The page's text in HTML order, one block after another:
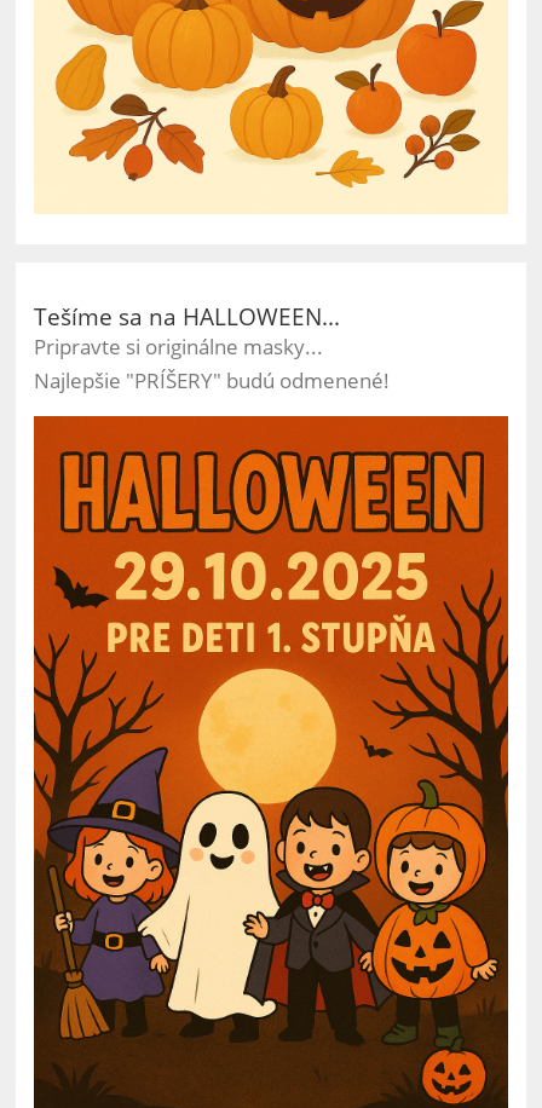
Tešíme sa na HALLOWEEN...
Pripravte si originálne masky...
Najlepšie "PRÍŠERY" budú odmenené!